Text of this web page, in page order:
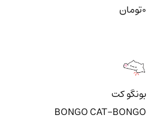
تومان
بونگو کت
BONGO CAT-BONGO